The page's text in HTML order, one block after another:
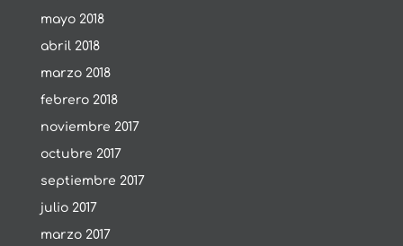
mayo 2018
abril 2018
marzo 2018
febrero 2018
noviembre 2017
octubre 2017
septiembre 2017
julio 2017
marzo 2017